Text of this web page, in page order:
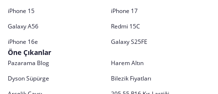
iPhone 15
iPhone 17
Galaxy A56
Redmi 15C
iPhone 16e
Galaxy S25FE
Öne Çıkanlar
Pazarama Blog
Harem Altın
Dyson Süpürge
Bilezik Fiyatları